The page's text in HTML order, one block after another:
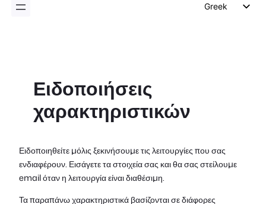
Greek
Polish
Ειδοποιήσεις
χαρακτηριστικών
Ειδοποιηθείτε μόλις ξεκινήσουμε τις λειτουργίες που σας
ενδιαφέρουν. Εισάγετε τα στοιχεία σας και θα σας στείλουμε
email όταν η λειτουργία είναι διαθέσιμη.
Τα παραπάνω χαρακτηριστικά βασίζονται σε διάφορες